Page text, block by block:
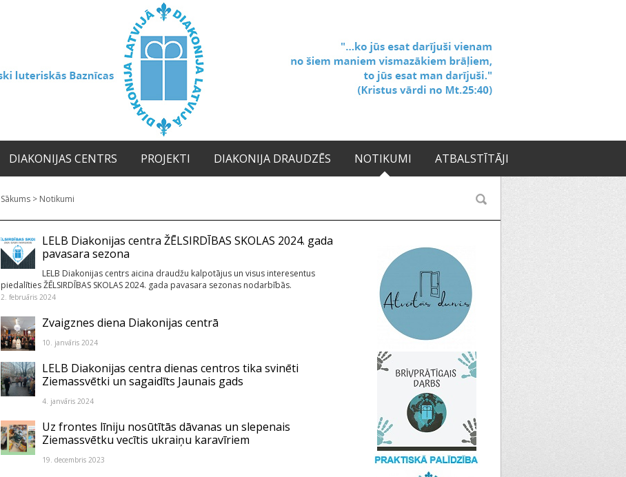
DIAKONIJAS CENTRS PROJEKTI DIAKONIJA DRAUDZĒS NOTIKUMI ATBALSTĪTĀJI
Sākums > Notikumi
LELB Diakonijas centra ŽĒLSIRDĪBAS SKOLAS 2024. gada
pavasara sezona
LELB Diakonijas centrs aicina draudžu kalpotājus un visus interesentus
piedalīties ŽĒLSIRDĪBAS SKOLAS 2024. gada pavasara sezonas nodarbībās.
2. februāris 2024
Zvaigznes diena Diakonijas centrā
10. janvāris 2024
LELB Diakonijas centra dienas centros tika svinēti
Ziemassvētki un sagaidīts Jaunais gads
4. janvāris 2024
Uz frontes līniju nosūtītās dāvanas un slepenais
Ziemassvētku vecītis ukraiņu karavīriem
19. decembris 2023